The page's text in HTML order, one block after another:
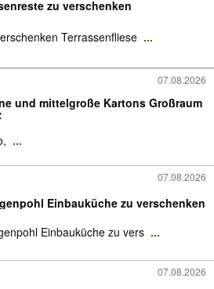
zu verschenken
Terrassenfliese ...
07.08.2026
und mittelgroße Kartons Großraum
...
07.08.2026
Einbauküche zu verschenken
Einbauküche zu vers ...
07.08.2026